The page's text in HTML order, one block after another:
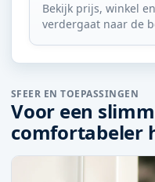
Bekijk prijs, winkel
verdergaat naar de
SFEER EN TOEPASSINGEN
Voor een
comfortabeler